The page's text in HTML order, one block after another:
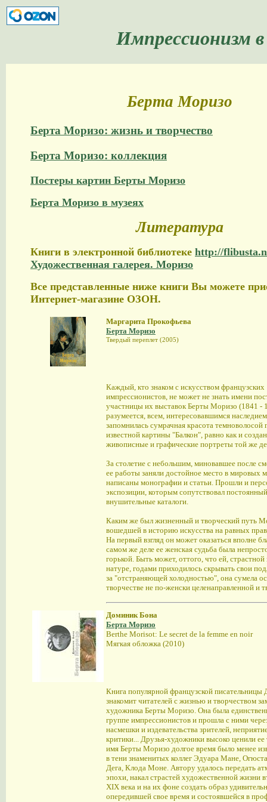
Импрессионизм
Берта Моризо
Берта Моризо: жизнь и творчество
Берта Моризо: коллекция
Постеры картин Берты Моризо
Берта Моризо в музеях
Литература
Книги в электронной библиотеке http://
Художественная галерея. Моризо
Все представленные ниже книги Вы можете
Интернет-магазине ОЗОН.
Маргарита Прокофьева
Берта Моризо
Твердый переплет (2005)
Каждый, кто знаком с искусством французских
импрессионистов, не может не знать имени
участницы их выставок Берты Моризо (1841 -
разумеется, всем, интересовавшимся
запомнилась сумрачная красота темноволосой
известной картины "Балкон", равно как и
живописные и графические портреты той же
За столетие с небольшим, миновавшее после
ее работы заняли достойное место в мировых
написаны монографии и статьи. Прошли и
экспозиции, которым сопутствовал
внушительные каталоги.
Каким же был жизненный и творческий путь
вошедшей в историю искусства на равных
На первый взгляд он может оказаться вполне
самом же деле ее женская судьба была
горькой. Быть может, оттого, что ей,
натуре, годами приходилось скрывать свои
за "отстраняющей холодностью", она сумела
творчестве не по-женски целенаправленной и
Доминик Бона
Берта Моризо
Berthe Morisot: Le secret de la femme en noir
Мягкая обложка (2010)
Книга популярной французской писательницы
знакомит читателей с жизнью и творчеством
художника Берты Моризо. Она была
группе импрессионистов и прошла с ними
насмешки и издевательства зрителей,
критики... Друзья-художники высоко ценили ее
имя Берты Моризо долгое время было менее
в тени знаменитых коллег Эдуара Мане,
Дега, Клода Моне. Автору удалось передать
эпохи, накал страстей художественной жизни
XIX века и на их фоне создать образ
опередившей свое время и состоявшейся в